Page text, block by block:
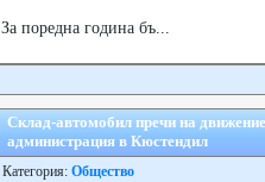
За поредна година бъ...
Склад-автомобил пречи на
администрация в Кюстендил
Категория: Общество